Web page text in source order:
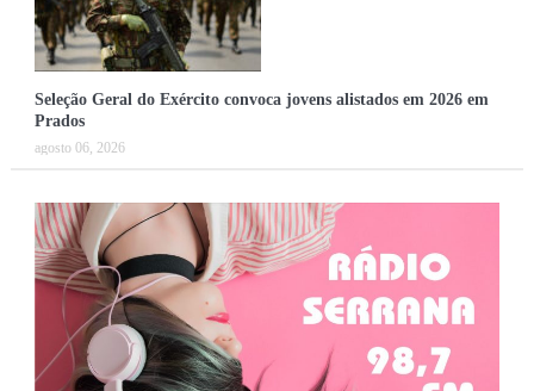
Seleção Geral do Exército convoca jovens alistados em 2026 em
Prados
agosto 06, 2026